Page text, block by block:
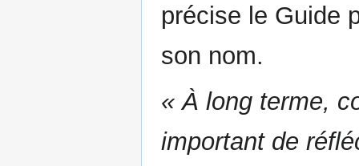
précise le Guide
son nom.
« À long terme,
important de